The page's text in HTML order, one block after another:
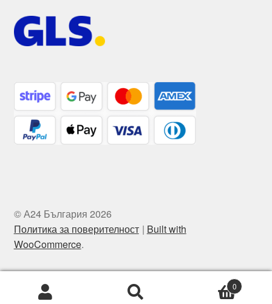
© А24 България 2026
Политика за поверителност
Built with
WooCommerce.
Търсене
Търсене
0